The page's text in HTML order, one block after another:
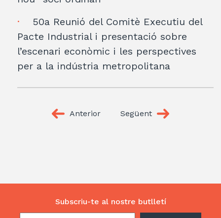
50a Reunió del Comitè Executiu del
Pacte Industrial i presentació sobre
l’escenari econòmic i les perspectives
per a la indústria metropolitana
Anterior Següent
Subscriu-te al nostre butlletí